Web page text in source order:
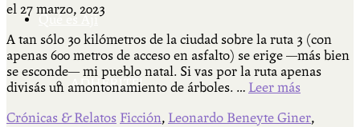
Qué es Ají
ADHERITE!
el 27 marzo, 2023
A tan sólo 30 kilómetros de la ciudad sobre la ruta 3 (con
apenas 600 metros de acceso en asfalto) se erige —más bien
se esconde— mi pueblo natal. Si vas por la ruta apenas
divisás un amontonamiento de árboles. … Leer más
Crónicas & Relatos Ficción, Leonardo Beneyte Giner,